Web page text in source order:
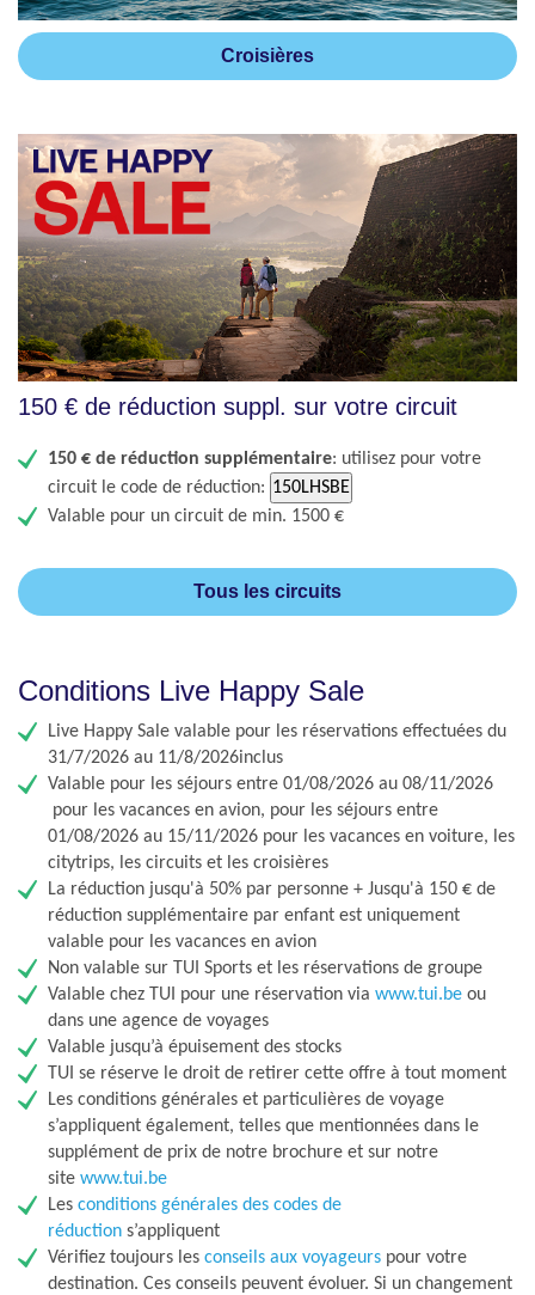
Croisières
150 € de réduction suppl. sur votre circuit
150 € de réduction supplémentaire: utilisez pour votre
circuit le code de réduction: 150LHSBE​
Valable pour un circuit de min. 1500 €
Tous les circuits
Conditions Live Happy Sale
Live Happy Sale valable pour les réservations effectuées du
31/7/2026 au 11/8/2026inclus
Valable pour les séjours entre 01/08/2026 au 08/11/2026​
pour les vacances en avion, pour les séjours entre
01/08/2026 ​au​ 15/11/2026 pour les vacances en voiture, les
citytrips, les circuits et les croisières
La réduction jusqu'à 50% par personne + Jusqu'à 150 € de
réduction supplémentaire par enfant est uniquement
valable pour les vacances en avion
Non valable sur TUI Sports et les réservations de groupe
Valable chez TUI pour une réservation via www.tui.be ou
dans une agence de voyages
Valable jusqu’à épuisement des stocks
TUI se réserve le droit de retirer cette offre à tout moment
Les conditions générales et particulières de voyage
s’appliquent également, telles que mentionnées dans le
supplément de prix de notre brochure et sur notre
site www.tui.be
Les conditions générales des codes de
réduction s’appliquent
Vérifiez toujours les conseils aux voyageurs pour votre
destination. Ces conseils peuvent évoluer. Si un changement